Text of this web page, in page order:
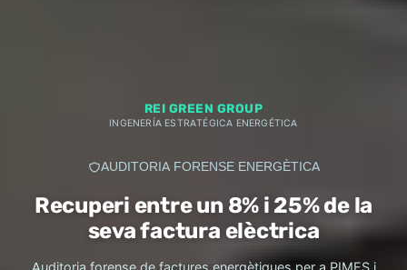
REI GREEN GROUP
INGENERÍA ESTRATÉGICA ENERGÉTICA
AUDITORIA FORENSE ENERGÈTICA
Recuperi entre un 8% i 25% de la
seva factura elèctrica